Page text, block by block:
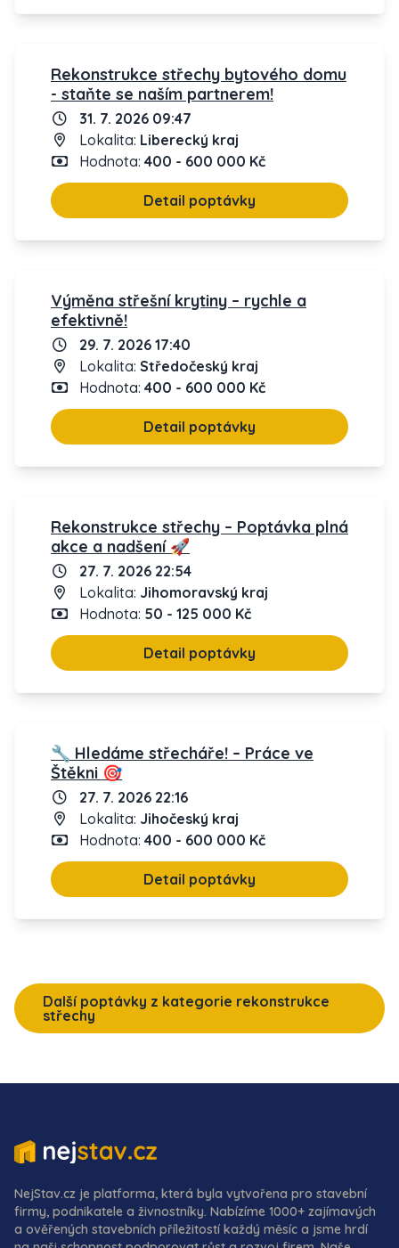
Rekonstrukce střechy bytového domu
- staňte se naším partnerem!
31. 7. 2026 09:47
Lokalita: Liberecký kraj
Hodnota: 400 - 600 000 Kč
Detail poptávky
Výměna střešní krytiny – rychle a
efektivně!
29. 7. 2026 17:40
Lokalita: Středočeský kraj
Hodnota: 400 - 600 000 Kč
Detail poptávky
Rekonstrukce střechy – Poptávka plná
akce a nadšení 🚀
27. 7. 2026 22:54
Lokalita: Jihomoravský kraj
Hodnota: 50 - 125 000 Kč
Detail poptávky
🔧 Hledáme střecháře! – Práce ve
Štěkni 🎯
27. 7. 2026 22:16
Lokalita: Jihočeský kraj
Hodnota: 400 - 600 000 Kč
Detail poptávky
Další poptávky z kategorie rekonstrukce
střechy
NejStav.cz je platforma, která byla vytvořena pro stavební
firmy, podnikatele a živnostníky. Nabízíme 1000+ zajímavých
a ověřených stavebních příležitostí každý měsíc a jsme hrdí